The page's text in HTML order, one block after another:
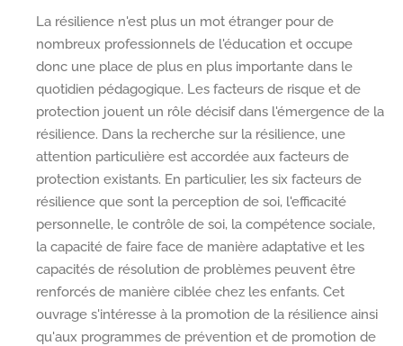
La résilience n'est plus un mot étranger pour de
nombreux professionnels de l'éducation et occupe
donc une place de plus en plus importante dans le
quotidien pédagogique. Les facteurs de risque et de
protection jouent un rôle décisif dans l'émergence de la
résilience. Dans la recherche sur la résilience, une
attention particulière est accordée aux facteurs de
protection existants. En particulier, les six facteurs de
résilience que sont la perception de soi, l'efficacité
personnelle, le contrôle de soi, la compétence sociale,
la capacité de faire face de manière adaptative et les
capacités de résolution de problèmes peuvent être
renforcés de manière ciblée chez les enfants. Cet
ouvrage s'intéresse à la promotion de la résilience ainsi
qu'aux programmes de prévention et de promotion de